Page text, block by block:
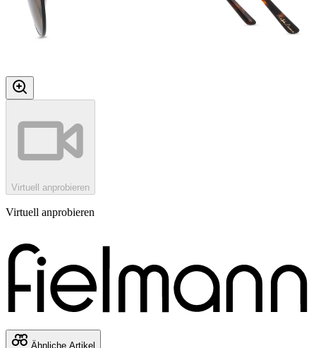
Virtuell anprobieren
Virtuell anprobieren
Ähnliche Artikel